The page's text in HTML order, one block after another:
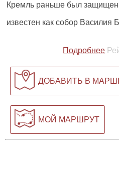
Кремль раньше был
известен как собор Василия
Подробнее
ДОБАВИТЬ В
МОЙ МАРШРУТ